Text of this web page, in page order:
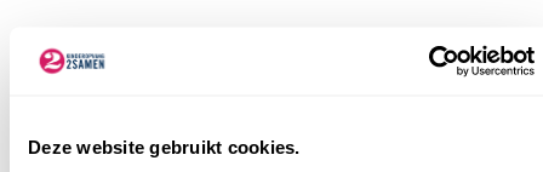
Deze website gebruikt cookies.